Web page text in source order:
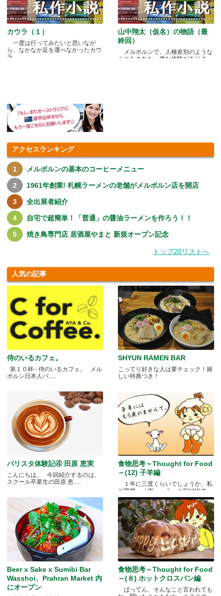
カウラ（１）
一度は行ってみたいと思いなが
ら、なかなか足を運べなかったカウ
ラ.....
山中翔太（仮名）の物語（最
終回）
メルボルンで、人種差別のような
ことをされた、嫌な体験がありま
アクセスランキング
メルボルンの基本のコーヒーメニュー
1961年創業! 札幌ラーメンの老舗がメルボルン店を開店
全出展者紹介
自宅で超簡単！「普通」の醤油ラーメンを作ろう！！
焼き鳥専門店 居酒屋やまと 新規オープン記念
トップ20リストへ
人気の記事
侍のいるカフェ。
第１０杯 - 侍のいるカフェ。 メル
ボルン日本人バ.....
SHYUN RAMEN BAR
こってり好きな人は要チェック！嬉
しい特典つき！
バリスタ体験記④ 田原 恵実
こんにちは。 今回紹介するのは、
スクール卒業生の田原 恵.....
食物思考～Thought for Food
～(12) 子羊編
１年に三度くらいでしょうか、私
が突然、「肉～っ！」と叫び出す
瞬.....
Beer x Sake x Sumibi Bar
Wasshoi、Prahran Market 内
にオープン
食物思考～Thought for Food
～(８) ホットクロスバン編
ばってん、そんなこと言われても